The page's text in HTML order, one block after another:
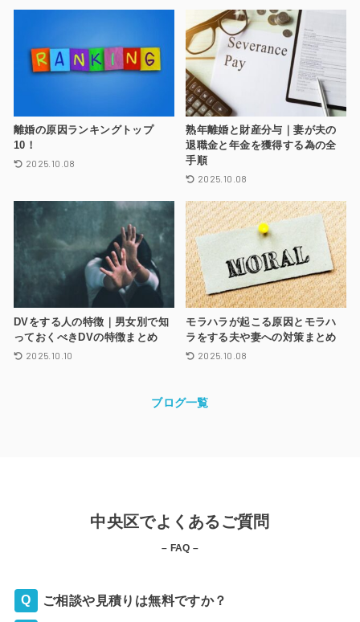
離婚の原因ランキングトップ
10！
2025.10.08
熟年離婚と財産分与｜妻が夫の
退職金と年金を獲得する為の全
手順
2025.10.08
DVをする人の特徴｜男女別で知
っておくべきDVの特徴まとめ
2025.10.10
モラハラが起こる原因とモラハ
ラをする夫や妻への対策まとめ
2025.10.08
ブログ一覧
中央区でよくあるご質問
– FAQ –
ご相談や見積りは無料ですか？